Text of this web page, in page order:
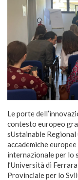
Le porte
contesto europeo
sUstainable
accademiche
internazionale per lo
l’Università di
Provinciale per lo